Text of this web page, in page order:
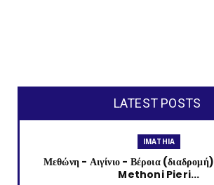
LATEST POSTS
IMATHIA
Μεθώνη - Αιγίνιο - Βέροια
Methoni Pieri...